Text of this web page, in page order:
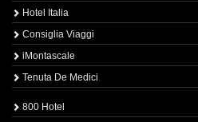
Hotel Italia
Consiglia Viaggi
iMontascale
Tenuta De Medici
800 Hotel